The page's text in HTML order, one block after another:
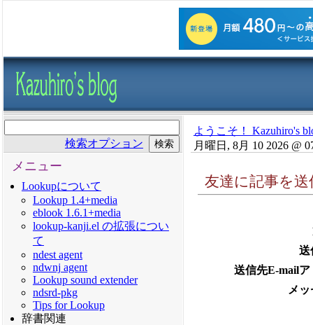
検索オプション
メニュー
Lookupについて
Lookup 1.4+media
eblook 1.6.1+media
lookup-kanji.el の拡張につい
て
ndest agent
ndwnj agent
Lookup sound extender
ndsrd-pkg
Tips for Lookup
辞書関連
ようこそ！ Kazuhiro's
月曜日, 8月 10 2026 @
友達に記事を
送
送信先E-mail
メ